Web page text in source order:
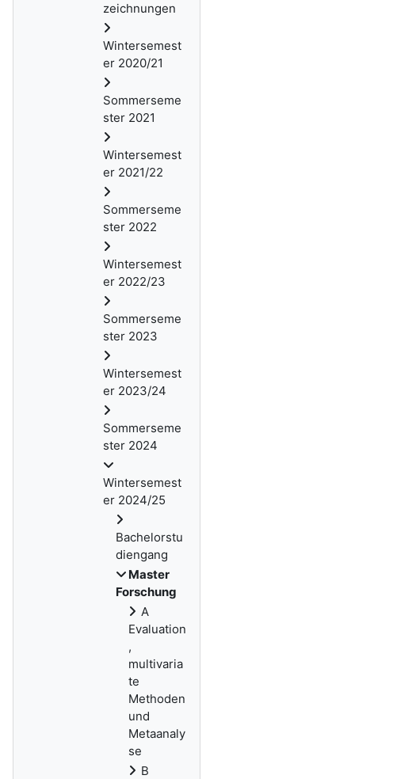
zeichnungen
Wintersemest
er 2020/21
Sommerseme
ster 2021
Wintersemest
er 2021/22
Sommerseme
ster 2022
Wintersemest
er 2022/23
Sommerseme
ster 2023
Wintersemest
er 2023/24
Sommerseme
ster 2024
Wintersemest
er 2024/25
Bachelorstu
diengang
Master
Forschung
A
Evaluation
,
multivaria
te
Methoden
und
Metaanaly
se
B